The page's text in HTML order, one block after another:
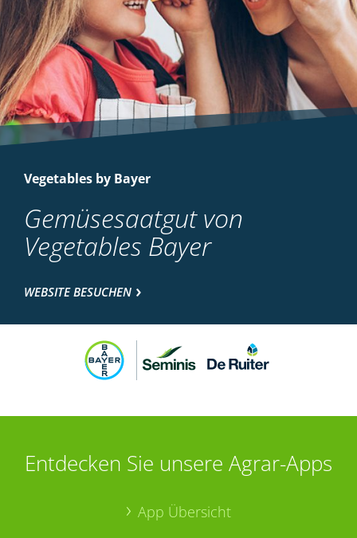
Vegetables by Bayer
Gemüsesaatgut von
Vegetables Bayer
WEBSITE BESUCHEN
Entdecken Sie unsere Agrar-Apps
App Übersicht